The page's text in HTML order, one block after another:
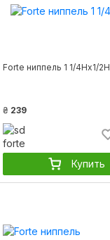
Forte ниппель 1 1/4Нх1/2Н
₴ 239
Купить